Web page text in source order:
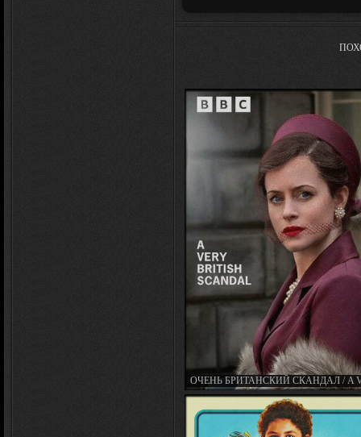
ОЧЕНЬ БРИТАНСКИЙ СКАНДАЛ / A
BRITISH SCANDAL (МИНИ–СЕРИАЛ